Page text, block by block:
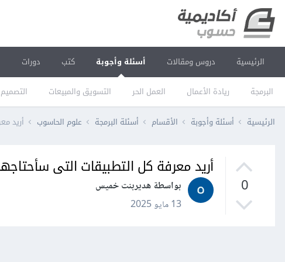
الرئيسية دروس ومقالات أسئلة وأجوبة
البرمجة ريادة الأعمال العمل الحر التسويق والمبيعات التصميم
كتب دورات
الرئيسية أسئلة وأجوبة الأقسام أسئلة البرمجة علوم الحاسوب أريد
0
أريد معرفة كل التطبيقات التى سأحتاجها
بواسطة هديربنت خميس
13 مايو 2025